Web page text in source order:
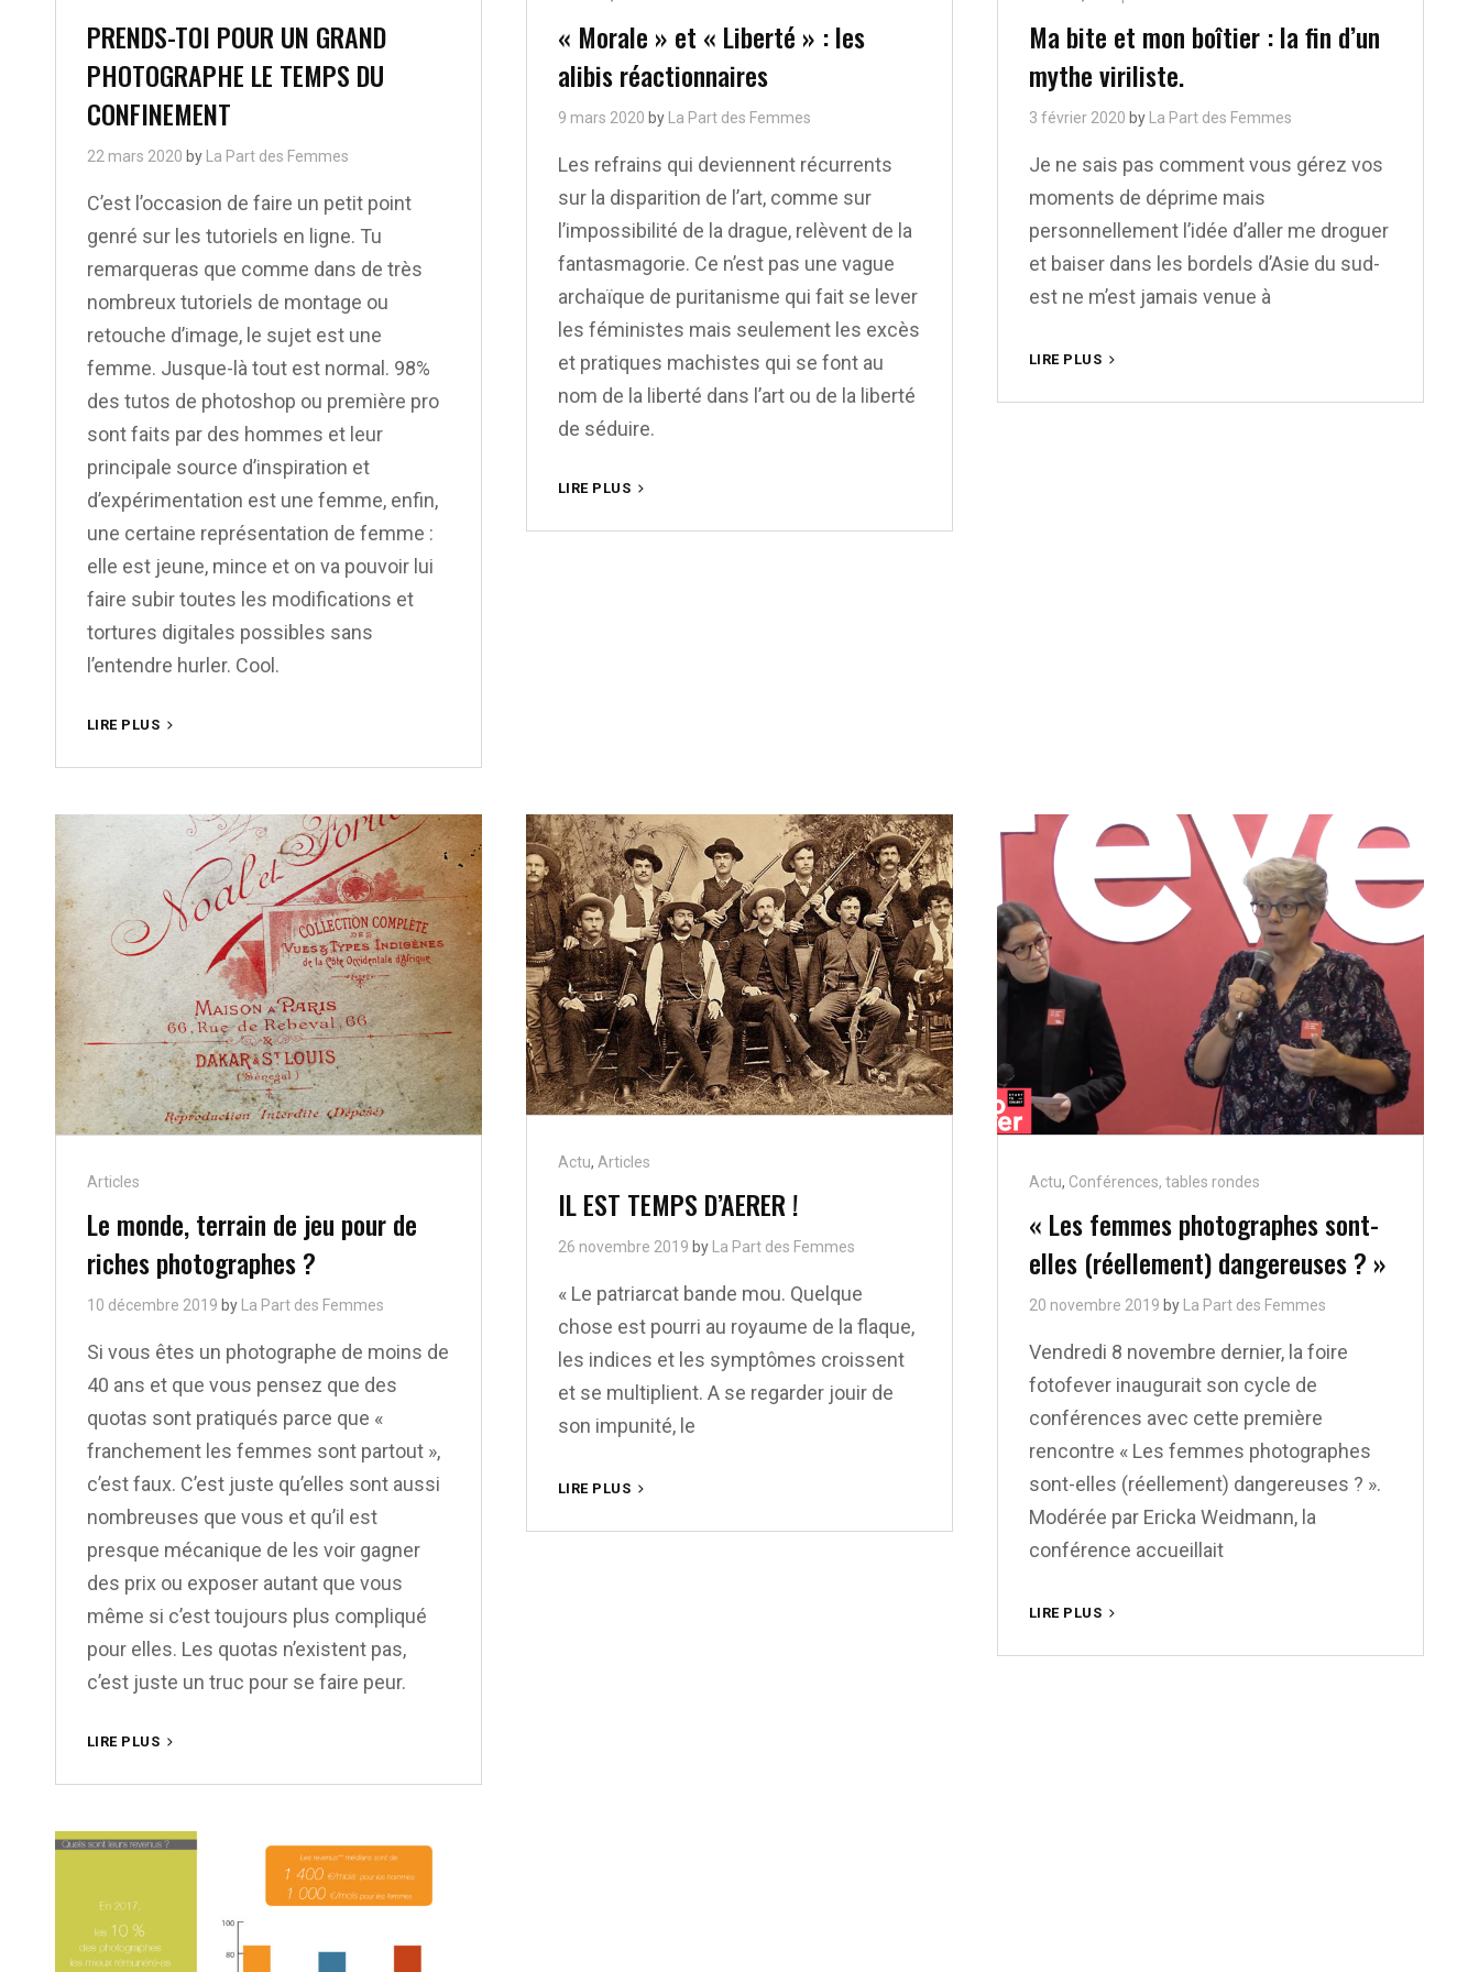
Links
PRENDS-TOI POUR UN GRAND
PHOTOGRAPHE LE TEMPS DU
CONFINEMENT
22 mars 2020 by La Part des Femmes
C’est l’occasion de faire un petit point
genré sur les tutoriels en ligne. Tu
remarqueras que comme dans de très
nombreux tutoriels de montage ou
retouche d’image, le sujet est une
femme. Jusque-là tout est normal. 98%
des tutos de photoshop ou première pro
sont faits par des hommes et leur
principale source d’inspiration et
d’expérimentation est une femme, enfin,
une certaine représentation de femme :
elle est jeune, mince et on va pouvoir lui
faire subir toutes les modifications et
tortures digitales possibles sans
l’entendre hurler. Cool.
LIRE PLUS
POUR
GRAND
PHOTOGRAPHE
LE
TEMPS
DU
CONFINEMENT
Links
« Morale » et « Liberté » : les
alibis réactionnaires
9 mars 2020 by La Part des Femmes
Les refrains qui deviennent récurrents
sur la disparition de l’art, comme sur
l’impossibilité de la drague, relèvent de la
fantasmagorie. Ce n’est pas une vague
archaïque de puritanisme qui fait se lever
les féministes mais seulement les excès
et pratiques machistes qui se font au
nom de la liberté dans l’art ou de la liberté
de séduire.
LIRE PLUS
« LIBERTÉ »
Links
Ma bite et mon boîtier : la fin d’un
mythe viriliste.
3 février 2020 by La Part des Femmes
Je ne sais pas comment vous gérez vos
moments de déprime mais
personnellement l’idée d’aller me droguer
et baiser dans les bordels d’Asie du sud-
est ne m’est jamais venue à
LIRE PLUS
ET
Cat
Links
Articles
Le monde, terrain de jeu pour de
riches photographes ?
10 décembre 2019 by La Part des Femmes
Si vous êtes un photographe de moins de
40 ans et que vous pensez que des
quotas sont pratiqués parce que «
franchement les femmes sont partout »,
c’est faux. C’est juste qu’elles sont aussi
nombreuses que vous et qu’il est
presque mécanique de les voir gagner
des prix ou exposer autant que vous
même si c’est toujours plus compliqué
pour elles. Les quotas n’existent pas,
c’est juste un truc pour se faire peur.
LIRE PLUS
TERRAIN
JEU
POUR
PHOTOGRAPHES
Cat
Links
Actu, Articles
IL EST TEMPS D’AERER !
26 novembre 2019 by La Part des Femmes
« Le patriarcat bande mou. Quelque
chose est pourri au royaume de la flaque,
les indices et les symptômes croissent
et se multiplient. A se regarder jouir de
son impunité, le
LIRE PLUS
TEMPS
Cat
Links
Actu, Conférences, tables rondes
« Les femmes photographes sont-
elles (réellement) dangereuses ? »
20 novembre 2019 by La Part des Femmes
Vendredi 8 novembre dernier, la foire
fotofever inaugurait son cycle de
conférences avec cette première
rencontre « Les femmes photographes
sont-elles (réellement) dangereuses ? ».
Modérée par Ericka Weidmann, la
conférence accueillait
LIRE PLUS
FEMMES